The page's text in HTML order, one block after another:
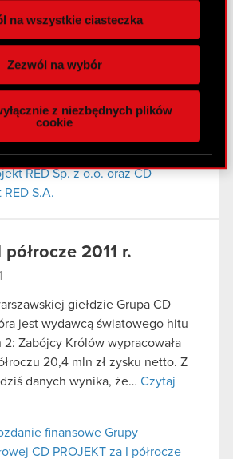
i analizować ruch w
o tym, jak korzystasz
udostępniamy partnerom
reklamowym i analitycznym.
połączyć te informacje z innymi
od Ciebie lub uzyskanymi
z ich usług. Kontynuując
na wszystkie ciasteczka
Zezwól na wybór
z niezbędnych plików
cookie
nr 58/2011
rekomendacji przez Zarząd
uchwały w sprawie połączenia
RED Sp. z o.o. oraz CD
RED S.A.
2011 r.
giełdzie Grupa CD
jest wydawcą światowego hitu
Zabójcy Królów wypracowała
20,4 mln zł zysku netto. Z
danych wynika, że… Czytaj
finansowe Grupy
CD PROJEKT za I półrocze